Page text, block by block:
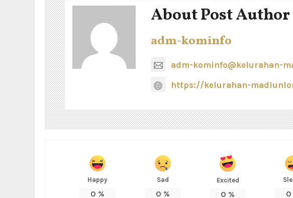
About Post Author
adm-kominfo
adm-kominfo@kelurahan-
https://kelurahan-
Happy
0 %
Sad
0 %
Excited
0 % 0